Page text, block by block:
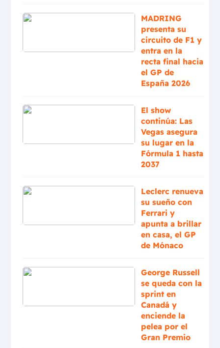
MADRING
presenta su
circuito de F1 y
entra en la
recta final hacia
el GP de
España 2026
El show
continúa: Las
Vegas asegura
su lugar en la
Fórmula 1 hasta
2037
Leclerc renueva
su sueño con
Ferrari y
apunta a brillar
en casa, el GP
de Mónaco
George Russell
se queda con la
sprint en
Canadá y
enciende la
pelea por el
Gran Premio